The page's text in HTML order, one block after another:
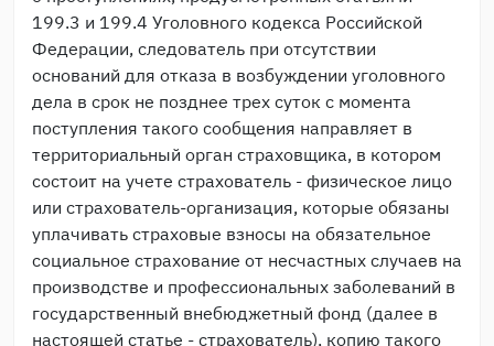
199.3 и 199.4 Уголовного кодекса Российской
Федерации, следователь при отсутствии
оснований для отказа в возбуждении уголовного
дела в срок не позднее трех суток с момента
поступления такого сообщения направляет в
территориальный орган страховщика, в котором
состоит на учете страхователь - физическое лицо
или страхователь-организация, которые обязаны
уплачивать страховые взносы на обязательное
социальное страхование от несчастных случаев на
производстве и профессиональных заболеваний в
государственный внебюджетный фонд (далее в
настоящей статье - страхователь), копию такого